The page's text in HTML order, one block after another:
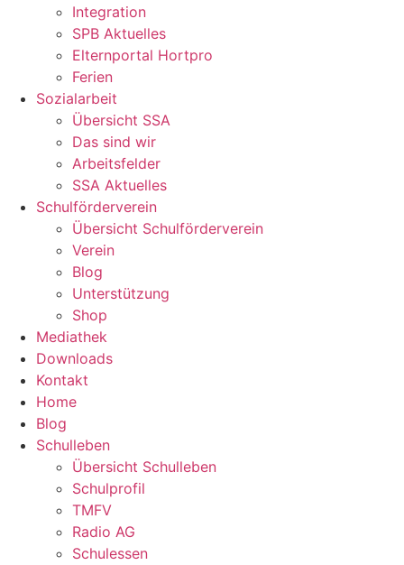
Integration
SPB Aktuelles
Elternportal Hortpro
Ferien
Sozialarbeit
Übersicht SSA
Das sind wir
Arbeitsfelder
SSA Aktuelles
Schulförderverein
Übersicht Schulförderverein
Verein
Blog
Unterstützung
Shop
Mediathek
Downloads
Kontakt
Home
Blog
Schulleben
Übersicht Schulleben
Schulprofil
TMFV
Radio AG
Schulessen